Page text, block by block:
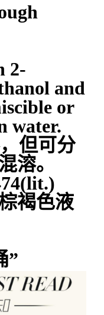
2-
and
or
water.
但可分
溶。
褐色液
”